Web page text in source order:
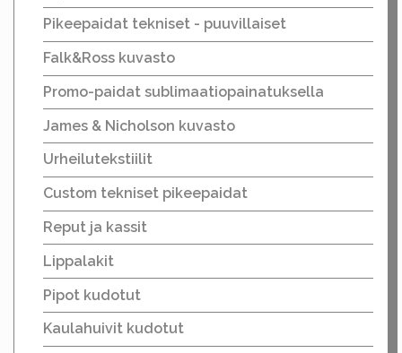
Pikeepaidat tekniset - puuvillaiset
Falk&Ross kuvasto
Promo-paidat sublimaatiopainatuksella
James & Nicholson kuvasto
Urheilutekstiilit
Custom tekniset pikeepaidat
Reput ja kassit
Lippalakit
Pipot kudotut
Kaulahuivit kudotut